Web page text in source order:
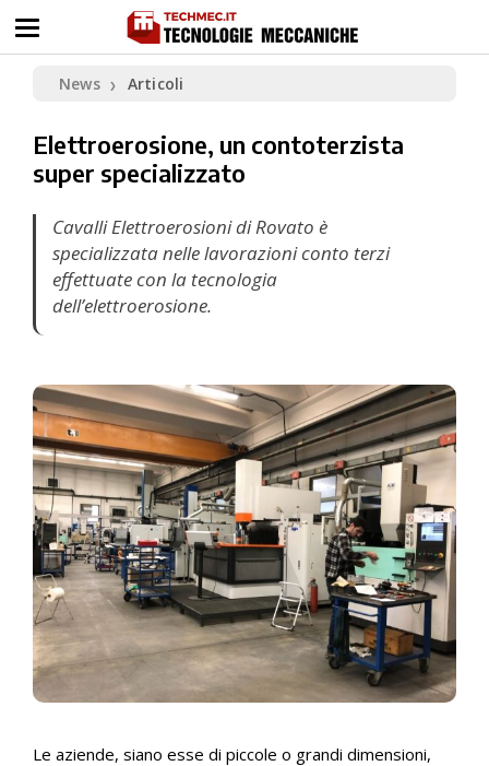
News ❯ Articoli
Elettroerosione, un contoterzista
super specializzato
Cavalli Elettroerosioni di Rovato è
specializzata nelle lavorazioni conto terzi
effettuate con la tecnologia
dell’elettroerosione.
Le aziende, siano esse di piccole o grandi dimensioni,